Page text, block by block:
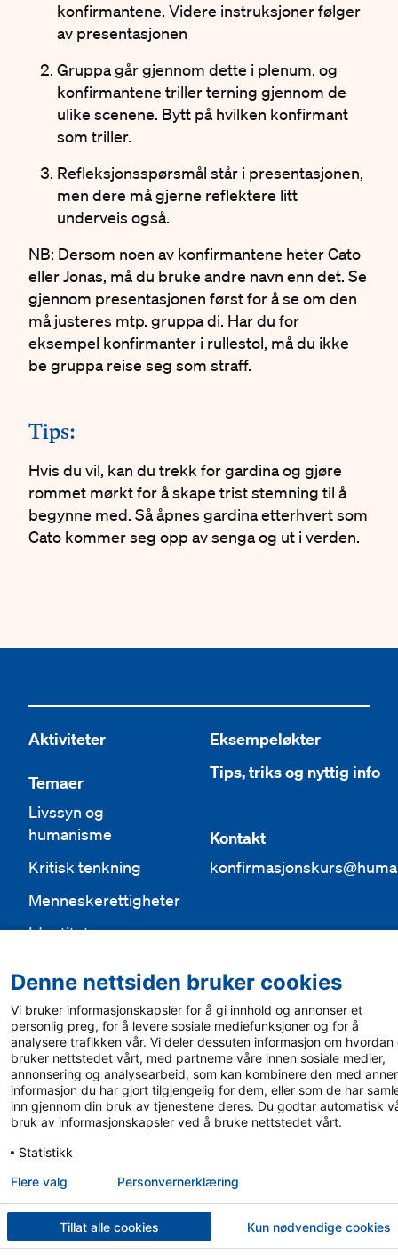
konfirmantene. Videre instruksjoner følger
av presentasjonen
Gruppa går gjennom dette i plenum, og
konfirmantene triller terning gjennom de
ulike scenene. Bytt på hvilken konfirmant
som triller.
Refleksjonsspørsmål står i presentasjonen,
men dere må gjerne reflektere litt
underveis også.
NB: Dersom noen av konfirmantene heter Cato
eller Jonas, må du bruke andre navn enn det. Se
gjennom presentasjonen først for å se om den
må justeres mtp. gruppa di. Har du for
eksempel konfirmanter i rullestol, må du ikke
be gruppa reise seg som straff.
#
Tips:
Hvis du vil, kan du trekk for gardina og gjøre
rommet mørkt for å skape trist stemning til å
begynne med. Så åpnes gardina etterhvert som
Cato kommer seg opp av senga og ut i verden.
Aktiviteter
Temaer
Livssyn og
humanisme
Kritisk tenkning
Menneskerettigheter
Identitet
Eksempeløkter
Tips, triks og nyttig info
Kontakt
Denne nettsiden bruker cookies
Vi bruker informasjonskapsler for å gi innhold og annonser et
personlig preg, for å levere sosiale mediefunksjoner og for å
analysere trafikken vår. Vi deler dessuten informasjon om hvordan
bruker nettstedet vårt, med partnerne våre innen sosiale medier,
annonsering og analysearbeid, som kan kombinere den med
informasjon du har gjort tilgjengelig for dem, eller som de har
inn gjennom din bruk av tjenestene deres. Du godtar automatisk
bruk av informasjonskapsler ved å bruke nettstedet vårt.
Statistikk
Tillat alle cookies Kun nødvendige cookies
Flere valg Personvern­erklæring